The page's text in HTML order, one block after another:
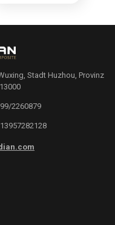
Stadt Huzhou, Provinz
2260879